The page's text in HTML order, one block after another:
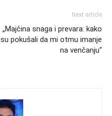
Next article
„Majčina snaga i prevara: kako
su pokušali da mi otmu imanje
na venčanju“